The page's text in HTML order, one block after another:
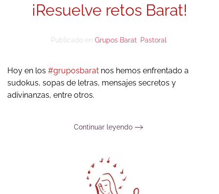
¡Resuelve retos Barat!
Publicado en Grupos Barat Pastoral
Hoy en los #gruposbarat nos hemos enfrentado a
sudokus, sopas de letras, mensajes secretos y
adivinanzas, entre otros.
Continuar leyendo